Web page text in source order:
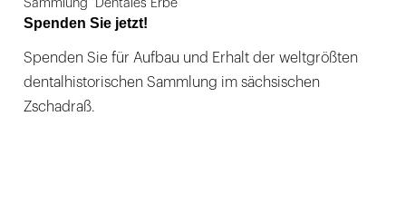
Sammlung "Dentales Erbe"
Spenden Sie jetzt!
Spenden Sie für Aufbau und Erhalt der weltgrößten
dentalhistorischen Sammlung im sächsischen
Zschadraß.